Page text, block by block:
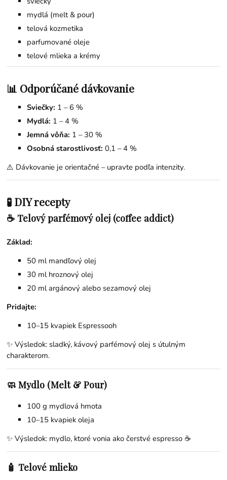
mydlá (melt & pour)
telová kozmetika
parfumované oleje
telové mlieka a krémy
📊 Odporúčané dávkovanie
Sviečky: 1 – 6 %
Mydlá: 1 – 4 %
Jemná vôňa: 1 – 30 %
Osobná starostlivosť: 0,1 – 4 %
⚠️ Dávkovanie je orientačné – upravte podľa intenzity.
🧪 DIY recepty
☕ Telový parfémový olej (coffee addict)
Základ:
50 ml mandľový olej
30 ml hroznový olej
20 ml argánový alebo sezamový olej
Pridajte:
10–15 kvapiek Espressooh
✨ Výsledok: sladký, kávový parfémový olej s útulným
charakterom.
🧼 Mydlo (Melt & Pour)
100 g mydlová hmota
10–15 kvapiek oleja
✨ Výsledok: mydlo, ktoré vonia ako čerstvé espresso ☕
🧴 Telové mlieko